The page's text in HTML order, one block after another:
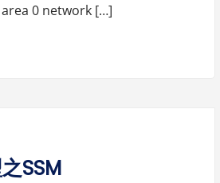
area 0 network […]
SSM